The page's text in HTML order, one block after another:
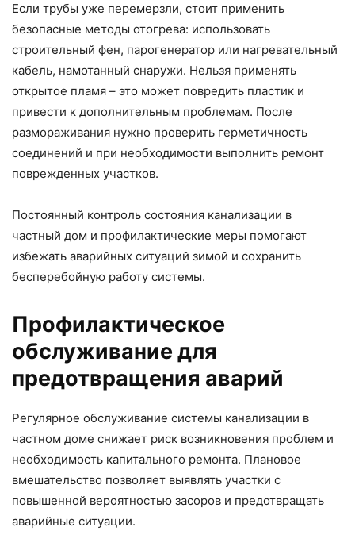
Если трубы уже перемерзли, стоит применить
безопасные методы отогрева: использовать
строительный фен, парогенератор или нагревательный
кабель, намотанный снаружи. Нельзя применять
открытое пламя – это может повредить пластик и
привести к дополнительным проблемам. После
размораживания нужно проверить герметичность
соединений и при необходимости выполнить ремонт
поврежденных участков.
Постоянный контроль состояния канализации в
частный дом и профилактические меры помогают
избежать аварийных ситуаций зимой и сохранить
бесперебойную работу системы.
Профилактическое
обслуживание для
предотвращения аварий
Регулярное обслуживание системы канализации в
частном доме снижает риск возникновения проблем и
необходимость капитального ремонта. Плановое
вмешательство позволяет выявлять участки с
повышенной вероятностью засоров и предотвращать
аварийные ситуации.